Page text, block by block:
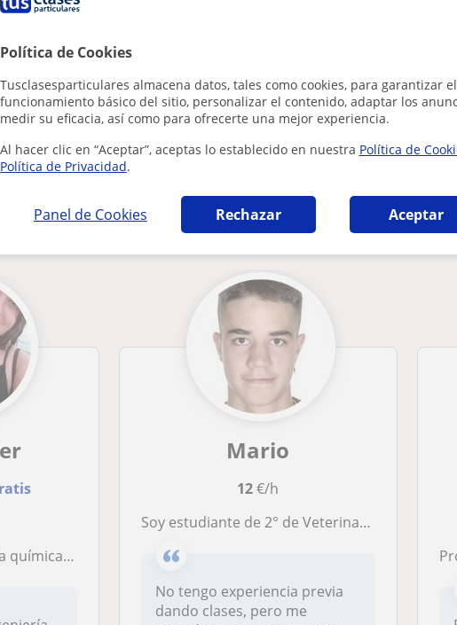
Política de Cookies
Tusclasesparticulares almacena datos, tales como cookies, para garantizar el
funcionamiento básico del sitio, personalizar el contenido, adaptar los
medir su eficacia, así como para ofrecerte una mejor experiencia.
Al hacer clic en “Aceptar”, aceptas lo establecido en nuestra Política de
Política de Privacidad.
Panel de Cookies Rechazar Aceptar
¿Hay algún error en este perfil?Cuéntanos
en Zaragoza que pueden interesarte
ESO en Zaragoza
Mario
12€/h
Soy estudiante de 2° de Veterinaria, dispuesto a ayudar a comprender las bases de cualquier asignatura de la ESO.
No tengo experiencia previa
dando clases, pero me